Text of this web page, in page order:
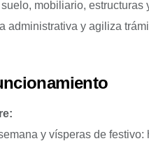
mobiliario,
administrativa y agiliza
y vísperas de festivo: